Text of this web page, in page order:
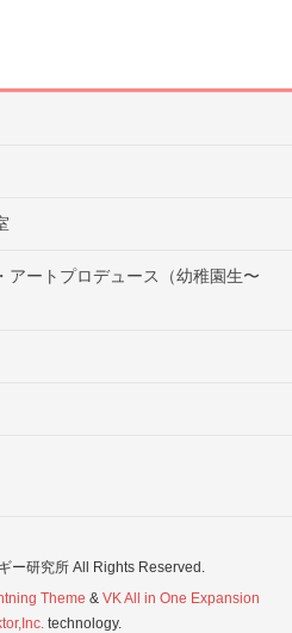
ートプロデュース（幼稚園生〜
ー研究所 All Rights Reserved.
Theme & VK All in One Expansion
technology.